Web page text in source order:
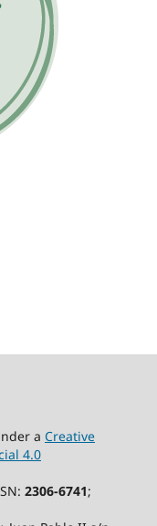
a Creative
4.0
2306-6741;